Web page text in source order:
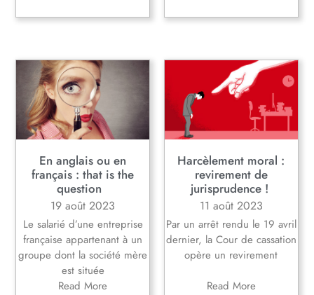
En anglais ou en
français : that is the
question
19 août 2023
Le salarié d’une entreprise
française appartenant à un
groupe dont la société mère
est située
Read More
Harcèlement moral :
revirement de
jurisprudence !
11 août 2023
Par un arrêt rendu le 19 avril
dernier, la Cour de cassation
opère un revirement
Read More